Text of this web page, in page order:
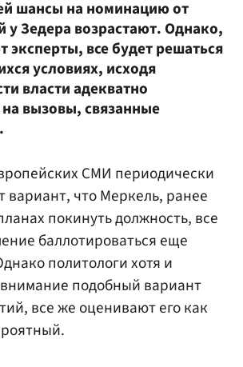
шансы на номинацию от
у Зедера возрастают. Однако,
эксперты, все будет решаться
условиях, исходя
власти адекватно
на вызовы, связанные
СМИ периодически
вариант, что Меркель, ранее
покинуть должность, все
баллотироваться еще
политологи хотя и
подобный вариант
все же оценивают его как